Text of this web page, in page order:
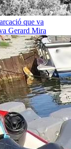
que va
Gerard Mira